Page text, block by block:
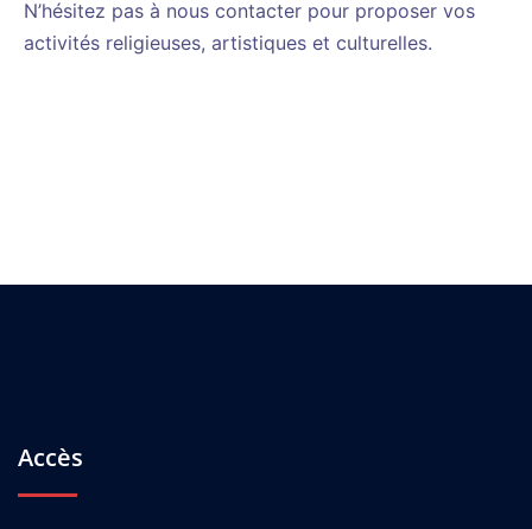
N’hésitez pas à nous contacter pour proposer vos
activités religieuses, artistiques et culturelles.
Accès